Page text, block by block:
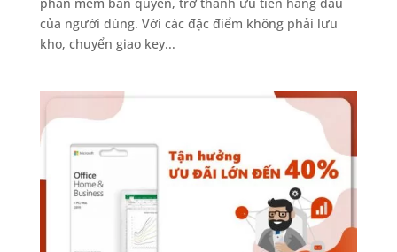
của người dùng. Với các đặc điểm không phải lưu
kho, chuyển giao key...